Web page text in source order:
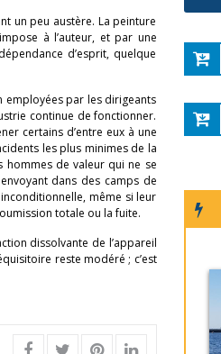
un peu austère. La peinture
à l’auteur, et par une
d’esprit, quelque
par les dirigeants
continue de fonctionner.
certains d’entre eux à une
les plus minimes de la
hommes de valeur qui ne se
dans des camps de
même si leur
totale ou la fuite.
dissolvante de l’appareil
reste modéré ; c’est